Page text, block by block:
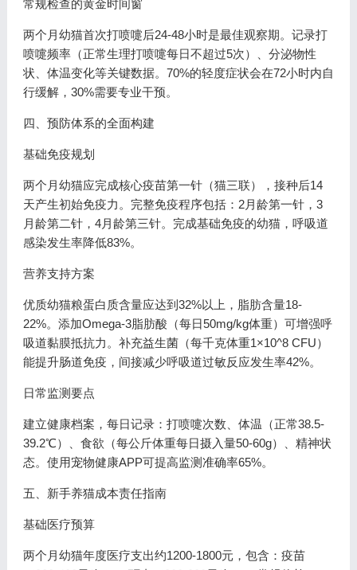
常规检查的黄金时间窗
两个月幼猫首次打喷嚏后24-48小时是最佳观察期。记录打
喷嚏频率（正常生理打喷嚏每日不超过5次）、分泌物性
状、体温变化等关键数据。70%的轻度症状会在72小时内自
行缓解，30%需要专业干预。
四、预防体系的全面构建
基础免疫规划
两个月幼猫应完成核心疫苗第一针（猫三联），接种后14
天产生初始免疫力。完整免疫程序包括：2月龄第一针，3
月龄第二针，4月龄第三针。完成基础免疫的幼猫，呼吸道
感染发生率降低83%。
营养支持方案
优质幼猫粮蛋白质含量应达到32%以上，脂肪含量18-
22%。添加Omega-3脂肪酸（每日50mg/kg体重）可增强呼
吸道黏膜抵抗力。补充益生菌（每千克体重1×10^8 CFU）
能提升肠道免疫，间接减少呼吸道过敏反应发生率42%。
日常监测要点
建立健康档案，每日记录：打喷嚏次数、体温（正常38.5-
39.2℃）、食欲（每公斤体重每日摄入量50-60g）、精神状
态。使用宠物健康APP可提高监测准确率65%。
五、新手养猫成本责任指南
基础医疗预算
两个月幼猫年度医疗支出约1200-1800元，包含：疫苗